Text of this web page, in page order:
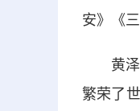
安》《
黄泽艺
繁荣了